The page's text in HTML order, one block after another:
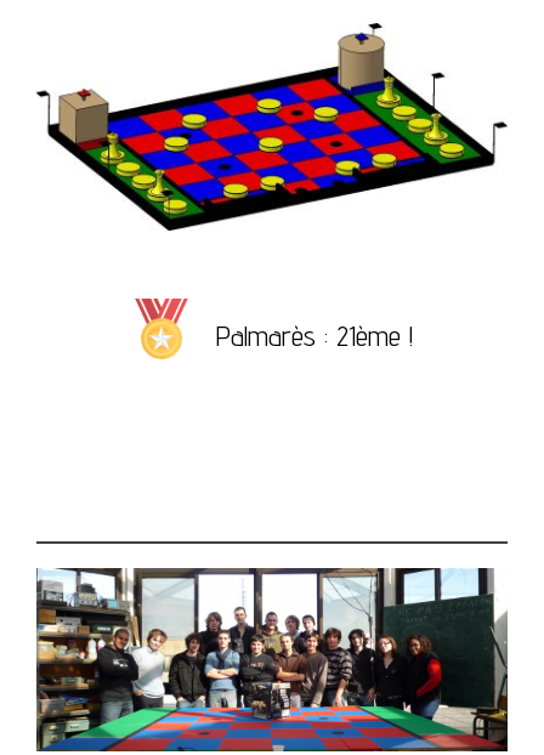
Palmarès : 21ème !